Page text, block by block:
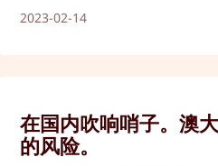
2023-02-14
在国内吹响哨子。澳
的风险。